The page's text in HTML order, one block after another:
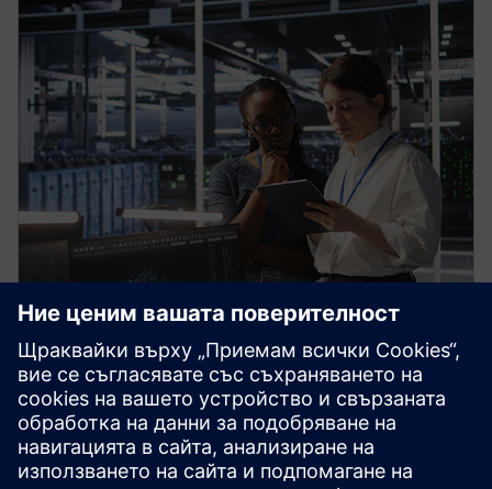
HPCWorks Monitor
Оптимизирайте използването и разходите на
лицензи въз основа на текущи и исторически
данни. Получете информация в реално време за